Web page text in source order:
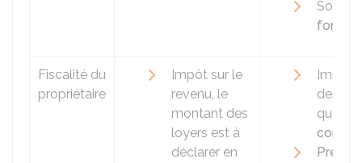
Soit
forfait
Fiscalité du
propriétaire
Impôt sur le
revenu, le
montant des
loyers est à
déclarer en
Impôt
des
que